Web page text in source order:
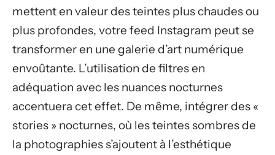
mettent en valeur des teintes plus chaudes ou
plus profondes, votre feed Instagram peut se
transformer en une galerie d’art numérique
envoûtante. L’utilisation de filtres en
adéquation avec les nuances nocturnes
accentuera cet effet. De même, intégrer des «
stories » nocturnes, où les teintes sombres de
la photographies s’ajoutent à l’esthétique